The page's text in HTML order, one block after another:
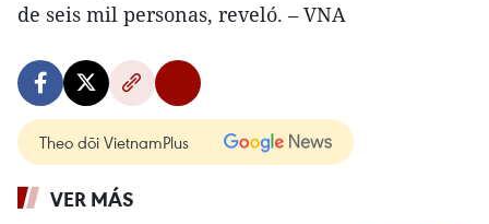
de seis mil personas, reveló. – VNA
Theo dõi VietnamPlus
VER MÁS